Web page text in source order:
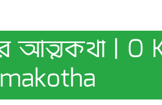
আত্মকথা | O